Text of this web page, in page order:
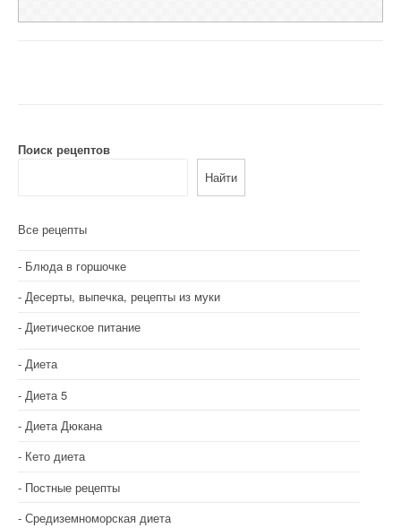
Поиск рецептов
Найти
Все рецепты
Блюда в горшочке
Десерты, выпечка, рецепты из муки
Диетическое питание
Диета
Диета 5
Диета Дюкана
Кето диета
Постные рецепты
Средиземноморская диета